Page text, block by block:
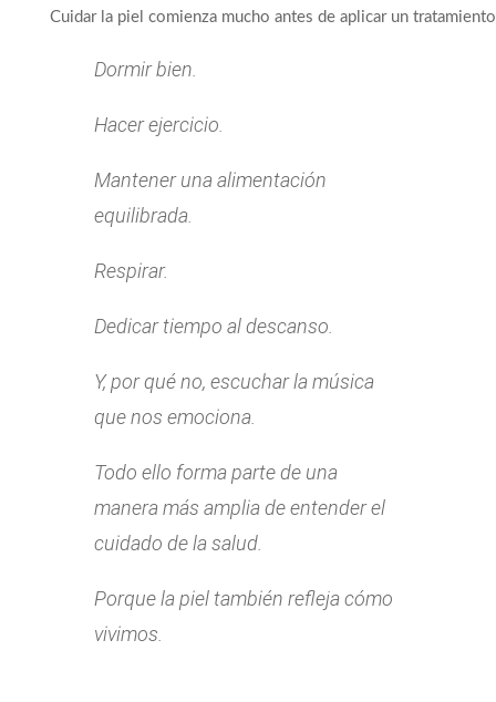
Cuidar la piel comienza mucho antes de aplicar un
Dormir bien.
Hacer ejercicio.
Mantener una alimentación
equilibrada.
Respirar.
Dedicar tiempo al descanso.
Y, por qué no, escuchar la música
que nos emociona.
Todo ello forma parte de una
manera más amplia de entender el
cuidado de la salud.
Porque la piel también refleja cómo
vivimos.